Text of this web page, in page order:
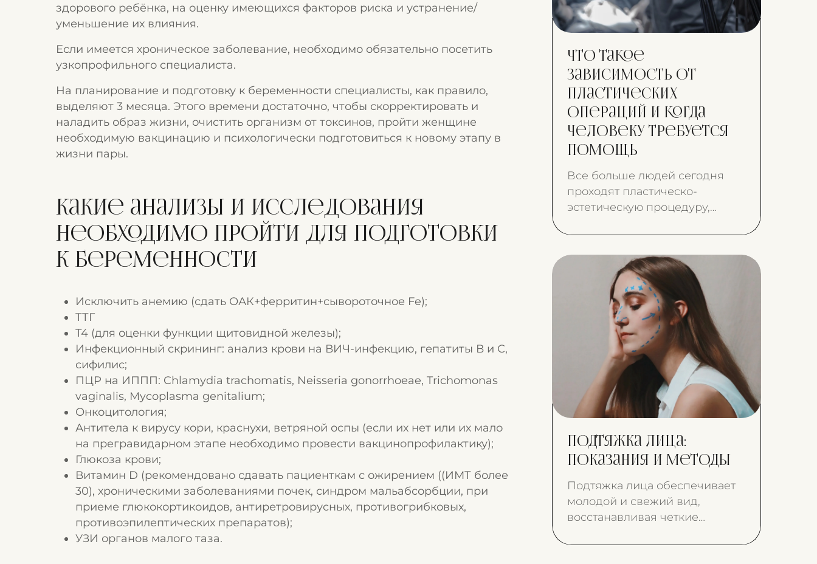
здорового ребёнка, на оценку имеющихся факторов риска и устранение/
уменьшение их влияния.
Если имеется хроническое заболевание, необходимо обязательно посетить
узкопрофильного специалиста.
На планирование и подготовку к беременности специалисты, как правило,
выделяют 3 месяца. Этого времени достаточно, чтобы скорректировать и
наладить образ жизни, очистить организм от токсинов, пройти женщине
необходимую вакцинацию и психологически подготовиться к новому этапу в
жизни пары.
Какие анализы и исследования
необходимо пройти для подготовки
к беременности
Исключить анемию (сдать ОАК+ферритин+сывороточное Fe);
ТТГ
Т4 (для оценки функции щитовидной железы);
Инфекционный скрининг: анализ крови на ВИЧ-инфекцию, гепатиты В и С,
сифилис;
ПЦР на ИППП: Chlamydia trachomatis, Neisseria gonorrhoeae, Trichomonas
vaginalis, Mycoplasma genitalium;
Онкоцитология;
Антитела к вирусу кори, краснухи, ветряной оспы (если их нет или их мало
на прегравидарном этапе необходимо провести вакцинопрофилактику);
Глюкоза крови;
Витамин D (рекомендовано сдавать пациенткам с ожирением ((ИМТ более
30), хроническими заболеваниями почек, синдром мальабсорбции, при
приеме глюкокортикоидов, антиретровирусных, противогрибковых,
противоэпилептических препаратов);
УЗИ органов малого таза.
Что такое
зависимость от
пластических
операций и когда
человеку требуется
помощь
Все больше людей сегодня
проходят пластическо-
эстетическую процедуру,
физические дефекты и
соответствовать собственным
пожеланиям.
Подтяжка лица:
показания и методы
Подтяжка лица обеспечивает
молодой и свежий вид,
восстанавливая четкие